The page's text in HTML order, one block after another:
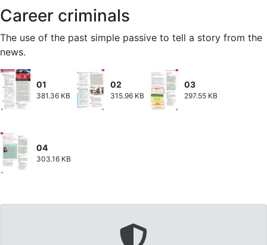
Career criminals
The use of the past simple passive to tell a story from the
news.
01
381.36 KB
02
315.96 KB
03
297.55 KB
04
303.16 KB